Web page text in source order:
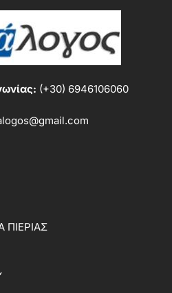
(+30) 6946106060
ΠΙΕΡΙΑΣ